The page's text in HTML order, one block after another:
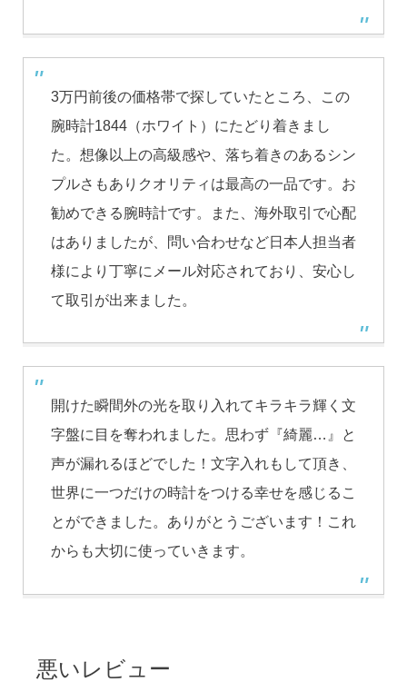
3万円前後の価格帯で探していたところ、この
腕時計1844（ホワイト）にたどり着きまし
た。想像以上の高級感や、落ち着きのあるシン
プルさもありクオリティは最高の一品です。お
勧めできる腕時計です。また、海外取引で心配
はありましたが、問い合わせなど日本人担当者
様により丁寧にメール対応されており、安心し
て取引が出来ました。
開けた瞬間外の光を取り入れてキラキラ輝く文
字盤に目を奪われました。思わず『綺麗…』と
声が漏れるほどでした！文字入れもして頂き、
世界に一つだけの時計をつける幸せを感じるこ
とができました。ありがとうございます！これ
からも大切に使っていきます。
悪いレビュー